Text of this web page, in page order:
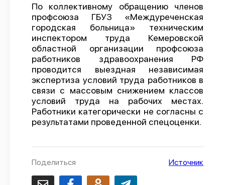
Отчеты
Предложить публикацию
Справочник
API
О проекте
Политика конфиденциальности
По коллективному обращению членов
профсоюза ГБУЗ «Междуреченская
городская больница» техническим
инспектором труда Кемеровской
областной организации профсоюза
работников здравоохранения РФ
проводится выездная независимая
экспертиза условий труда работников в
связи с массовым снижением классов
условий труда на рабочих местах.
Работники категорически не согласны с
результатами проведенной спецоценки.
Поделиться Источник